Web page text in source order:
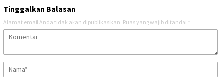
Tinggalkan Balasan
Alamat email Anda tidak akan dipublikasikan. Ruas yang wajib ditandai *